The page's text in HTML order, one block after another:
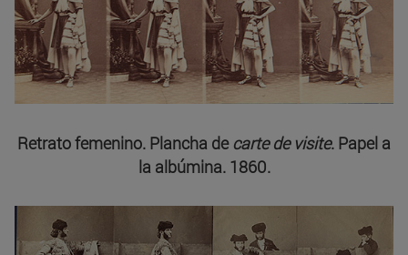
Retrato femenino. Plancha de carte de visite. Papel a
la albúmina. 1860.